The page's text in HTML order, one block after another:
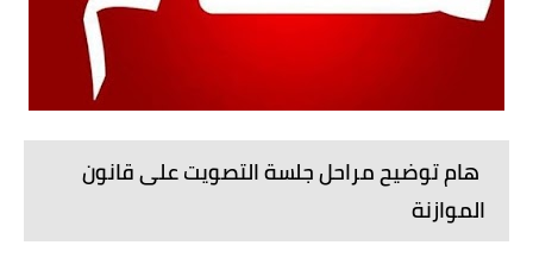
هام توضيح مراحل جلسة التصويت على قانون
الموازنة